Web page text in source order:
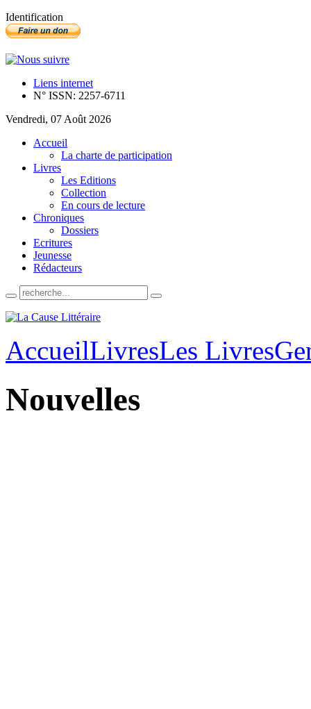
Identification
Liens internet
N° ISSN: 2257-6711
Vendredi, 07 Août 2026
Accueil
La charte de participation
Livres
Les Editions
Collection
En cours de lecture
Chroniques
Dossiers
Ecritures
Jeunesse
Rédacteurs
AccueilLivresLes Livres
Nouvelles